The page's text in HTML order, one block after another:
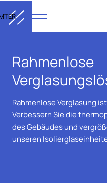
Rahmenlose
Rahmenlose Verglasung
Verbessern Sie die
des Gebäudes und
unseren